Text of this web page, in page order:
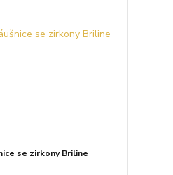
se zirkony Briline